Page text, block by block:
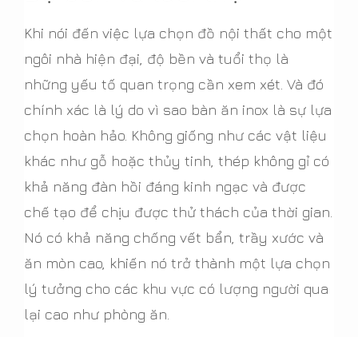
Khi nói đến việc lựa chọn đồ nội thất cho một
ngôi nhà hiện đại, độ bền và tuổi thọ là
những yếu tố quan trọng cần xem xét. Và đó
chính xác là lý do vì sao bàn ăn inox là sự lựa
chọn hoàn hảo. Không giống như các vật liệu
khác như gỗ hoặc thủy tinh, thép không gỉ có
khả năng đàn hồi đáng kinh ngạc và được
chế tạo để chịu được thử thách của thời gian.
Nó có khả năng chống vết bẩn, trầy xước và
ăn mòn cao, khiến nó trở thành một lựa chọn
lý tưởng cho các khu vực có lượng người qua
lại cao như phòng ăn.